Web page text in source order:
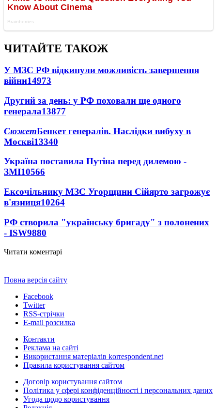
ЧИТАЙТЕ ТАКОЖ
У МЗС РФ відкинули можливість завершення
війни14973
Другий за день: у РФ поховали ще одного
генерала13877
СюжетБенкет генералів. Наслідки вибуху в
Москві13340
Україна поставила Путіна перед дилемою -
ЗМІ10566
Ексочільнику МЗС Угорщини Сійярто загрожує
в'язниця10264
РФ створила "українську бригаду" з полонених
- ISW9880
Читати коментарі
Повна версія сайту
Facebook
Twitter
RSS-стрічки
E-mail розсилка
Контакти
Реклама на сайті
Використання матеріалів korrespondent.net
Правила користування сайтом
Договір користування сайтом
Політика у сфері конфіденційності і персональних даних
Угода щодо користування